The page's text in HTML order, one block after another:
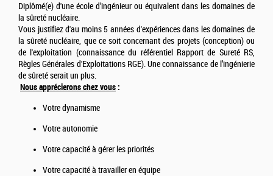
Diplômé(e) d'une école d’ingénieur ou équivalent dans les domaines de
la sûreté nucléaire.
Vous justifiez d'au moins 5 années d'expériences dans les domaines de
la sûreté nucléaire, que ce soit concernant des projets (conception) ou
de l'exploitation (connaissance du référentiel Rapport de Sureté RS,
Règles Générales d'Exploitations RGE). Une connaissance de l’ingénierie
de sûreté serait un plus.
Nous apprécierons chez vous:
Votre dynamisme
Votre autonomie
Votre capacité à gérer les priorités
Votre capacité à travailler en équipe